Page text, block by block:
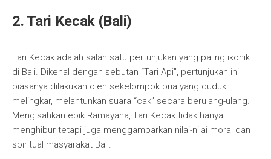
2. Tari Kecak (Bali)
Tari Kecak adalah salah satu pertunjukan yang paling ikonik
di Bali. Dikenal dengan sebutan “Tari Api”, pertunjukan ini
biasanya dilakukan oleh sekelompok pria yang duduk
melingkar, melantunkan suara “cak” secara berulang-ulang.
Mengisahkan epik Ramayana, Tari Kecak tidak hanya
menghibur tetapi juga menggambarkan nilai-nilai moral dan
spiritual masyarakat Bali.